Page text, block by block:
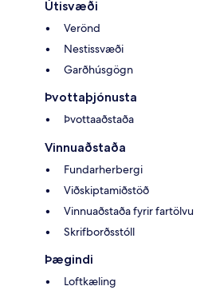
Útisvæði
Verönd
Nestissvæði
Garðhúsgögn
Þvottaþjónusta
Þvottaaðstaða
Vinnuaðstaða
Fundarherbergi
Viðskiptamiðstöð
Vinnuaðstaða fyrir fartölvu
Skrifborðsstóll
Þægindi
Loftkæling